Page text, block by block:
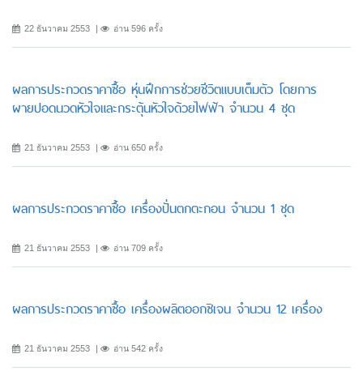
22 ธันวาคม 2553 อ่าน 596 ครั้ง
ผลการประกวดราคาซื้อ หุ่นฝึกการช่วยชีวิตแบบเต็มตัว โดยการ
ผายปอดนวดหัวใจและกระตุ้นหัวใจด้วยไฟฟ้า จำนวน 4 ชุด
21 ธันวาคม 2553 อ่าน 650 ครั้ง
ผลการประกวดราคาซื้อ เครื่องปั่นตกตะกอน จำนวน 1 ชุด
21 ธันวาคม 2553 อ่าน 709 ครั้ง
ผลการประกวดราคาซื้อ เครื่องผลิตออกซิเจน จำนวน 12 เครื่อง
21 ธันวาคม 2553 อ่าน 542 ครั้ง